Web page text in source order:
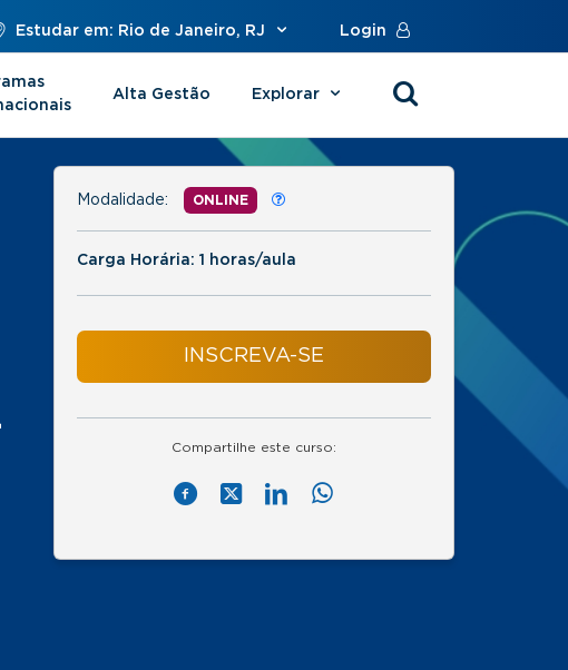
Estudar em: Rio de Janeiro, RJ Login
Alta Gestão Explorar
Modalidade: ONLINE
Carga Horária: 1 horas/aula
INSCREVA-SE
Compartilhe este curso: